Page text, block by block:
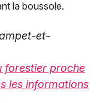
la boussole.
et-
forestier proche
les informations